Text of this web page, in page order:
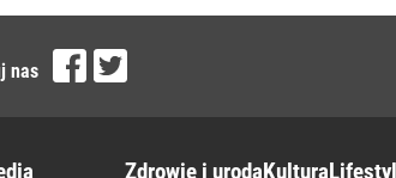
nas
Zdrowie i urodaKultura